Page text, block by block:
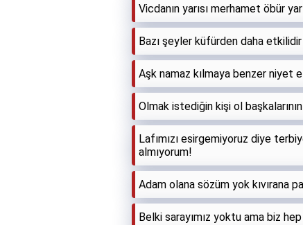
Vicdanın yarısı merhamet öbür
Bazı şeyler küfürden daha
Aşk namaz kılmaya benzer niyet
Olmak istediğin kişi ol
Lafımızı esirgemiyoruz diye
almıyorum!
Adam olana sözüm yok kıvırana
Belki sarayımız yoktu ama biz hep